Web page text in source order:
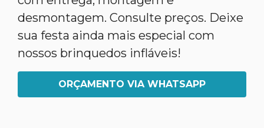
desmontagem. Consulte preços. Deixe
sua festa ainda mais especial com
nossos brinquedos infláveis!
ORÇAMENTO VIA WHATSAPP